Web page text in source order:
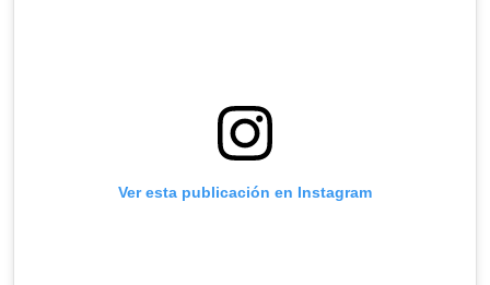
Ver esta publicación en Instagram